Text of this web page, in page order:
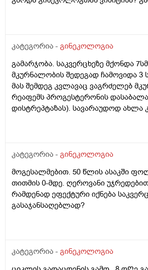
მაინტერესებს პირიდან ამომდის
იყოს?
კატეგორია - გინეკოლოგია
გამარჯობა. საკვერცხეზე მქონდა
მკურნალობის შედეგად ჩამოვიდა 3
მას შემდეგ კვლავაც ვაგრძელებ
რეაფემს პროგესტერონის
დისტრეპტაზას). სავარაუდოდ ახლა
ვიზიტი) მსურს აპარატული მასაჟის
კეთდება და ვიბრაციის მეშვეობით
მაინტერესებს, მუცლის არეზე
პროცედურა?
კატეგორია - გინეკოლოგია
მოგესალმებით. 50 წლის ასაკში
თითმის 0-მდე. ღეროვანი
რამდენად ეფექტური იქნება
გასაჯანსაღებლად?
კატეგორია - გინეკოლოგია